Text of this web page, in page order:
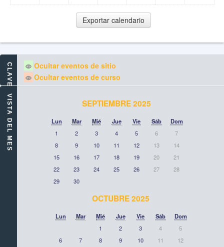
CLAVE DE EVENTOS
Ocultar eventos de sitio
Ocultar eventos de curso
VISTA DEL MES SEPTIEMBRE 2025
Lun Mar Mié Jue Vie Sáb
Dom
1
2 3 4 5 6
7
8
9 10 11 12 13
14
15
16 17 18 19 20
21
22
23 24 25 26 27
28
29
30
OCTUBRE 2025
Lun Mar Mié Jue Vie Sáb
Dom
1
2 3 4
5
6
7 8 9 10 11
12